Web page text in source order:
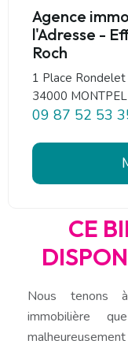
Agence
l'Adresse -
Roch
1 Place Rondelet
34000
09 87 52 53
CE
Nous tenons
immobilière